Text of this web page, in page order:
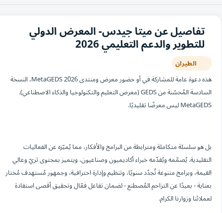
تفاصيل عن ميتا جيدس- المعرض الدولي
للتطوير والدعم التعليمي 2026
الطيران
هذه دعوة عامة للمشاركة في أو حضور معرض ومنتدى MetaGEDS 2026، النسخة
السادسة المُحسّنة من GEDS (معرض التعليم والتكنولوجيا والذكاء الاصطناعي).
MetaGEDS ليس معرضًا تقليديًا.
بل هو سلسلة متكاملة ومترابطة من البرامج والأفكار، مما يُميّزه عن الفعاليات
التقليدية. يُصمّمه ويُقدّمه خبراء أكاديميون وصناعيون، ويتميز بمحتوى ثريّ وعالي
القيمة، وبرامج متنوعة تُجدّد سنويًا، وتنظيم وإدارة احترافية، وجمهور مُستهدف مُختار
بعناية - بعيدًا عن التزاحم المُصطنع - لضمان تفاعل فعّال وتحقيق أقصى استفادة
لعملائنا وزوارنا الكرام.